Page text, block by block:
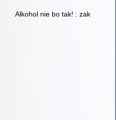
Alkohol nie bo tak! :